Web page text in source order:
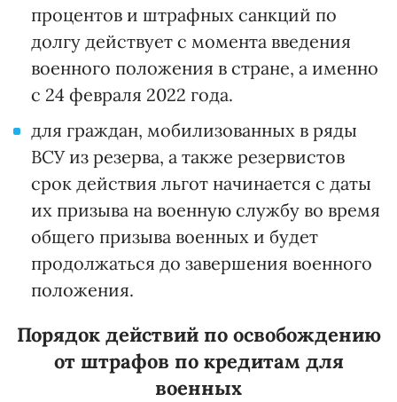
процентов и штрафных санкций по
долгу действует с момента введения
военного положения в стране, а именно
с 24 февраля 2022 года.
для граждан, мобилизованных в ряды
ВСУ из резерва, а также резервистов
срок действия льгот начинается с даты
их призыва на военную службу во время
общего призыва военных и будет
продолжаться до завершения военного
положения.
Порядок действий по освобождению
от штрафов по кредитам для
военных